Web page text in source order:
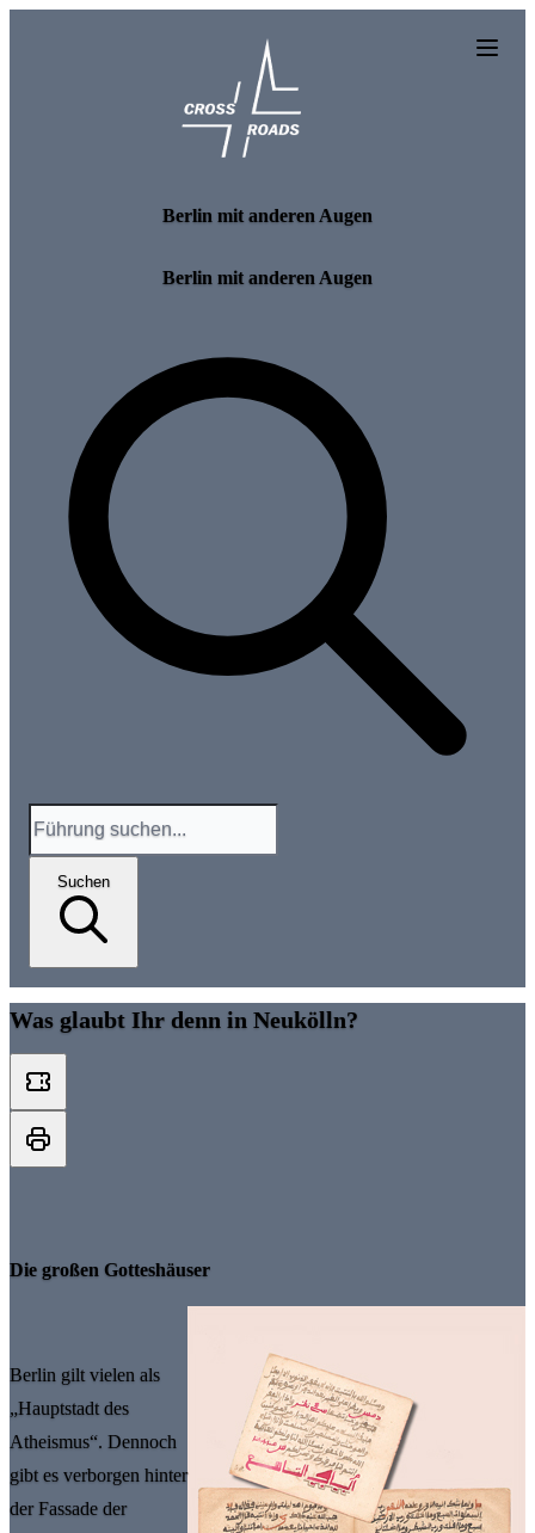
Berlin mit anderen Augen
Berlin mit anderen Augen
Suchen
Was glaubt Ihr denn in Neukölln?
Die großen Gotteshäuser
Berlin gilt vielen als
„Hauptstadt des
Atheismus“. Dennoch
gibt es verborgen hinter
der Fassade der